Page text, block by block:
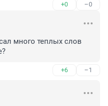
+0 –0
много теплых слов
+6 –1